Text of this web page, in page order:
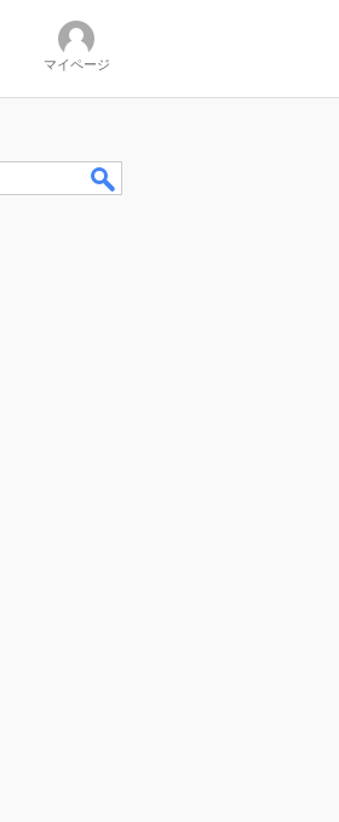
マイページ